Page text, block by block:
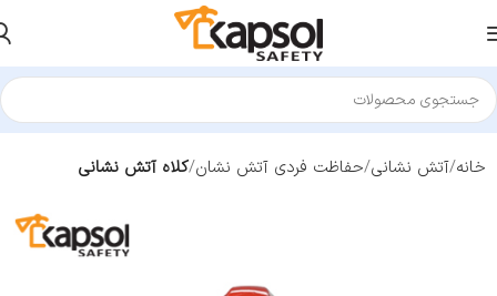
خانه آتش نشانی حفاظت فردی آتش نشان کلاه آتش نشانی